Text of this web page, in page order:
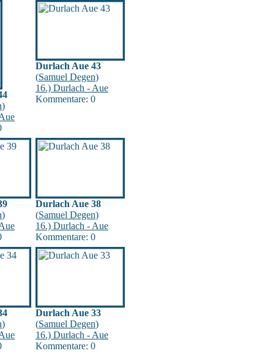
)
Durlach Aue 43
(Samuel Degen)
16.) Durlach - Aue
Kommentare: 0
)
Durlach Aue 38
(Samuel Degen)
16.) Durlach - Aue
Kommentare: 0
)
Durlach Aue 33
(Samuel Degen)
16.) Durlach - Aue
Kommentare: 0